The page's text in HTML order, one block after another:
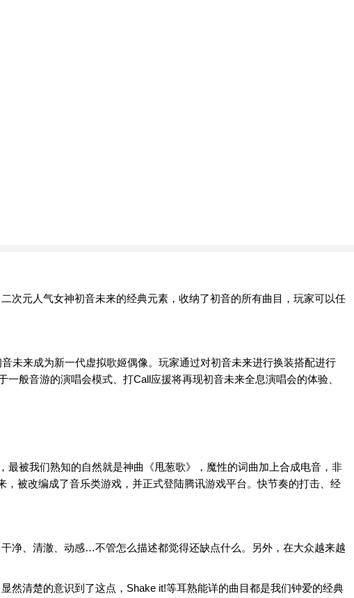
次元人气女神初音未来的经典元素，收纳了初音的所有曲目，玩家可以任
未来成为新一代虚拟歌姬偶像。玩家通过对初音未来进行换装搭配进行
般音游的演唱会模式、打Call应援将再现初音未来全息演唱会的体验、
最被我们熟知的自然就是神曲《甩葱歌》，魔性的词曲加上合成电音，非
被改编成了音乐类游戏，并正式登陆腾讯游戏平台。快节奏的打击、经
净、清澈、动感…不管怎么描述都觉得还缺点什么。另外，在大众越来越
然清楚的意识到了这点，Shake it!等耳熟能详的曲目都是我们钟爱的经典